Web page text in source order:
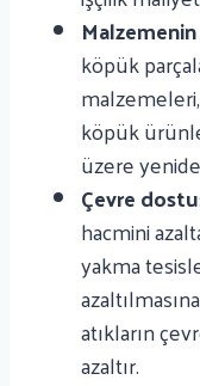
köpük
köpük
üzere
Çevre dostu
hacmini
yakma
atıkların
azaltır.